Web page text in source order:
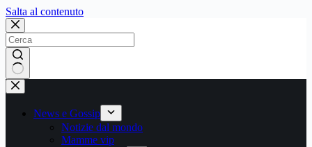
Salta al contenutoSalta
contenuto
Nessun
risultato
News e Gossip
Notizie dal mondo
Mamme vip